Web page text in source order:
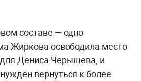
составе — одно
Жиркова освободила место
Дениса Черышева, и
вернуться к более